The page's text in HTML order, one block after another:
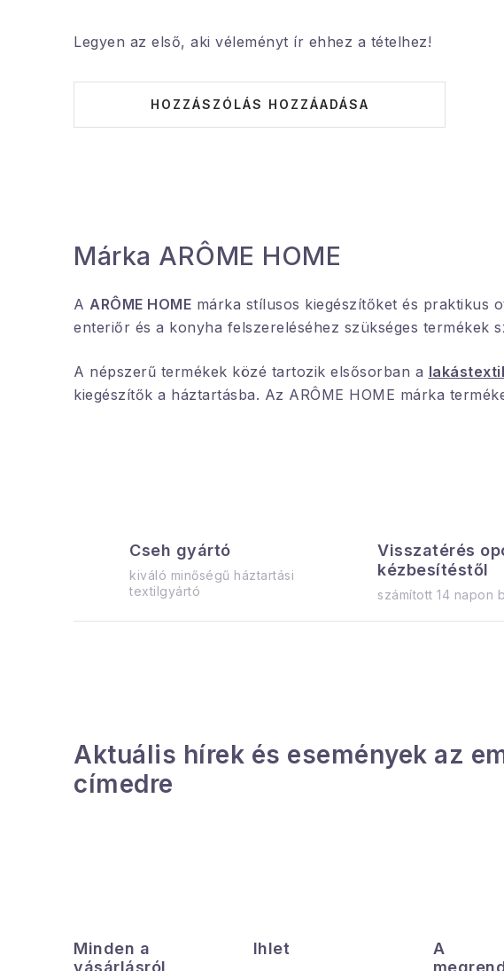
Cseh gyártó
kiváló minőségű háztartási
textilgyártó
Visszatérés
kézbesítéstől
számított 14 napon
Legyen az első, aki véleményt ír ehhez a tételhez!
HOZZÁSZÓLÁS HOZZÁADÁSA
Márka ARÔME HOME
A ARÔME HOME márka stílusos kiegészítőket és praktikus
enteriőr és a konyha felszereléséhez szükséges termékek
A népszerű termékek közé tartozik elsősorban a lakástextil
kiegészítők a háztartásba. Az ARÔME HOME márka
Aktuális hírek és események az
címedre
Minden a
vásárlásról
Ihlet
A